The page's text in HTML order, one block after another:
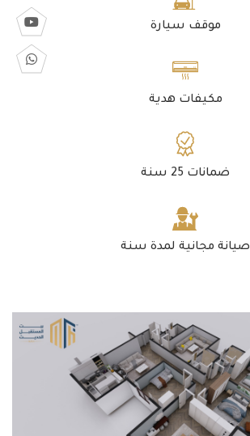
موقف سيارة
مكيفات هدية
ضمانات 25 سنة
صيانة مجانية لمدة سنة